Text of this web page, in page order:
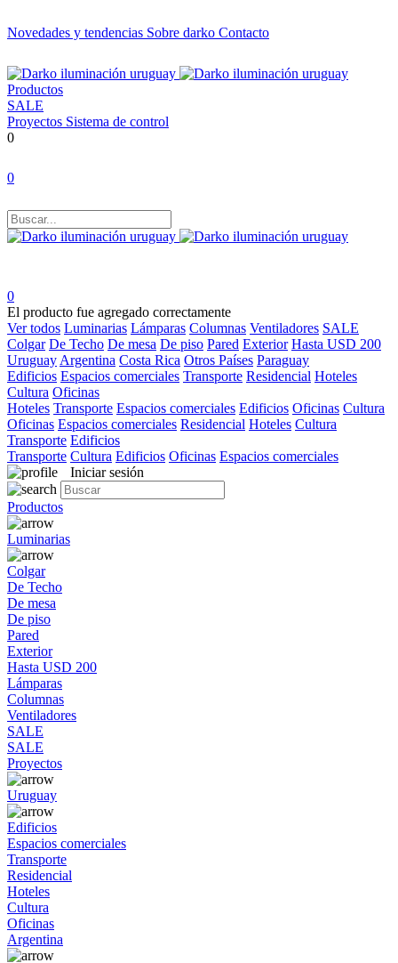
Novedades y tendencias Sobre darko Contacto
Productos
SALE
Proyectos Sistema de control
0
0
0
El producto fue agregado correctamente
Ver todos Luminarias Lámparas Columnas Ventiladores SALE
Colgar De Techo De mesa De piso Pared Exterior Hasta USD 200
Uruguay Argentina Costa Rica Otros Países Paraguay
Edificios Espacios comerciales Transporte Residencial Hoteles
Cultura Oficinas
Hoteles Transporte Espacios comerciales Edificios Oficinas Cultura
Oficinas Espacios comerciales Residencial Hoteles Cultura
Transporte Edificios
Transporte Cultura Edificios Oficinas Espacios comerciales
Iniciar sesión
Productos
Luminarias
Colgar
De Techo
De mesa
De piso
Pared
Exterior
Hasta USD 200
Lámparas
Columnas
Ventiladores
SALE
SALE
Proyectos
Uruguay
Edificios
Espacios comerciales
Transporte
Residencial
Hoteles
Cultura
Oficinas
Argentina